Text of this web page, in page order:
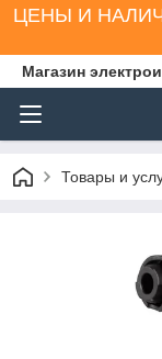
ЦЕНЫ И
Магазин
Товары и